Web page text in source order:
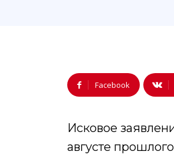
Facebook
Исковое
августе